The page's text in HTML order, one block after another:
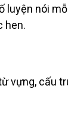
luyện nói
hen.
vựng, cấu